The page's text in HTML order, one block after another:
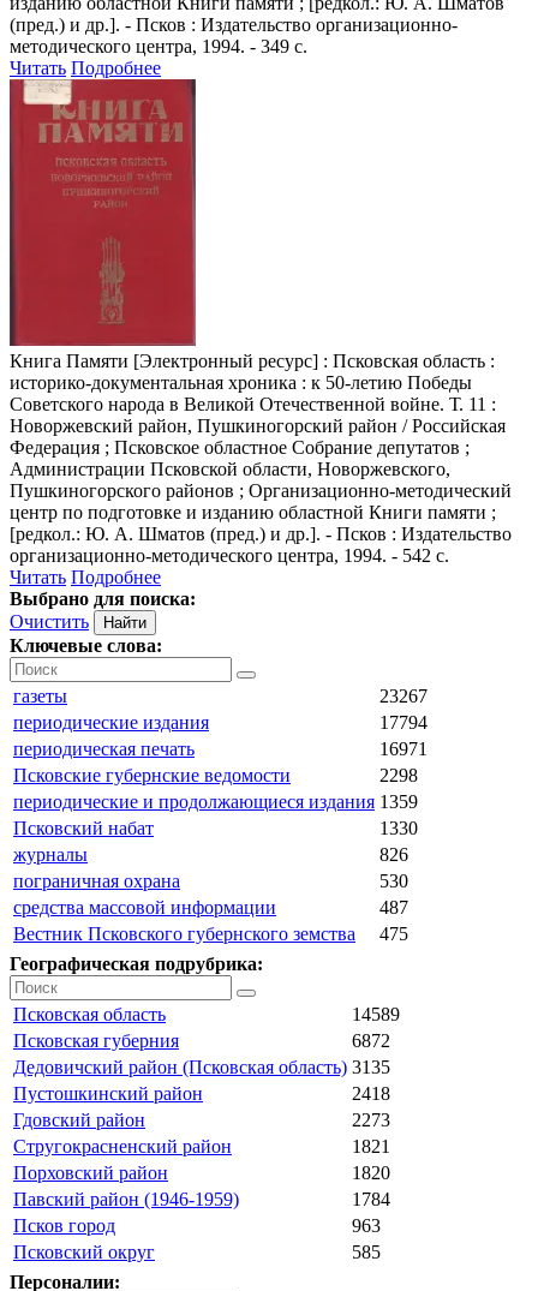
(пред.) и др.]. - Псков : Издательство организационно-
методического центра, 1994. - 349 с.
Читать Подробнее
Книга Памяти [Электронный ресурс] : Псковская область :
историко-документальная хроника : к 50-летию Победы
Советского народа в Великой Отечественной войне. Т. 11 :
Новоржевский район, Пушкиногорский район / Российская
Федерация ; Псковское областное Собрание депутатов ;
Администрации Псковской области, Новоржевского,
Пушкиногорского районов ; Организационно-методический
центр по подготовке и изданию областной Книги памяти ;
[редкол.: Ю. А. Шматов (пред.) и др.]. - Псков : Издательство
организационно-методического центра, 1994. - 542 с.
Читать Подробнее
Выбрано для поиска:
Очистить
Ключевые слова:
газеты
23267
периодические издания
17794
периодическая печать
16971
Псковские губернские ведомости
2298
периодические и продолжающиеся издания 1359
Псковский набат
1330
журналы
826
пограничная охрана
530
средства массовой информации
487
Вестник Псковского губернского земства
475
Географическая подрубрика:
Псковская область
14589
Псковская губерния
6872
Дедовичский район (Псковская область) 3135
Пустошкинский район
2418
Гдовский район
2273
Стругокрасненский район
1821
Порховский район
1820
Павский район (1946-1959)
1784
Псков город
963
Псковский округ
585
Персоналии: